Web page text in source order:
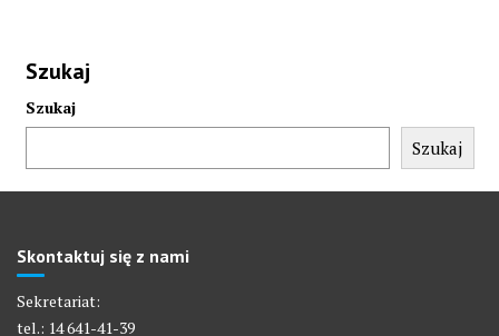
Szukaj
Szukaj
Szukaj
Skontaktuj się z nami
Sekretariat:
tel.: 14 641-41-39